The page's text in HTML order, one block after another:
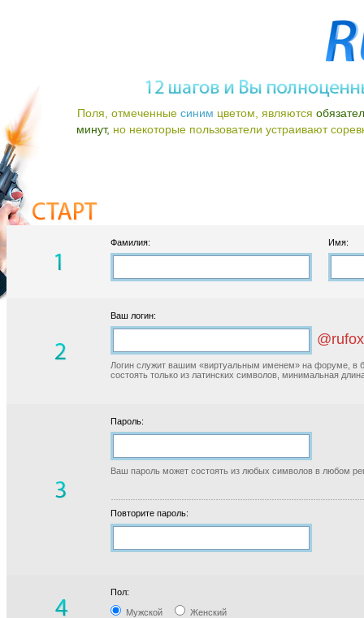
Поля, отмеченные синим цветом, являются
минут, но некоторые пользователи устраивают
Фамилия: Имя:
Ваш логин:
Логин служит вашим «виртуальным именем» на форуме, в
состоять только из латинских символов, минимальная
Пароль:
Ваш пароль может состоять из любых символов в любом
Повторите пароль:
Пол:
Мужской Женский